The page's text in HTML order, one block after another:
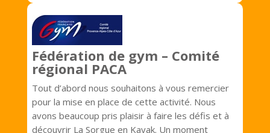
Fédération de gym – Comité
régional PACA
Tout d’abord nous souhaitons à vous remercier
pour la mise en place de cette activité. Nous
avons beaucoup pris plaisir à faire les défis et à
découvrir La Sorgue en Kayak. Un moment